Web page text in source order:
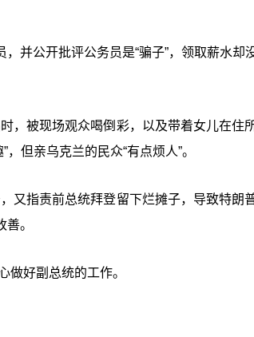
并公开批评公务员是“骗子”，领取薪水却
，被现场观众喝倒彩，以及带着女儿在住
但亲乌克兰的民众“有点烦人”。
又指责前总统拜登留下烂摊子，导致特朗
。
做好副总统的工作。